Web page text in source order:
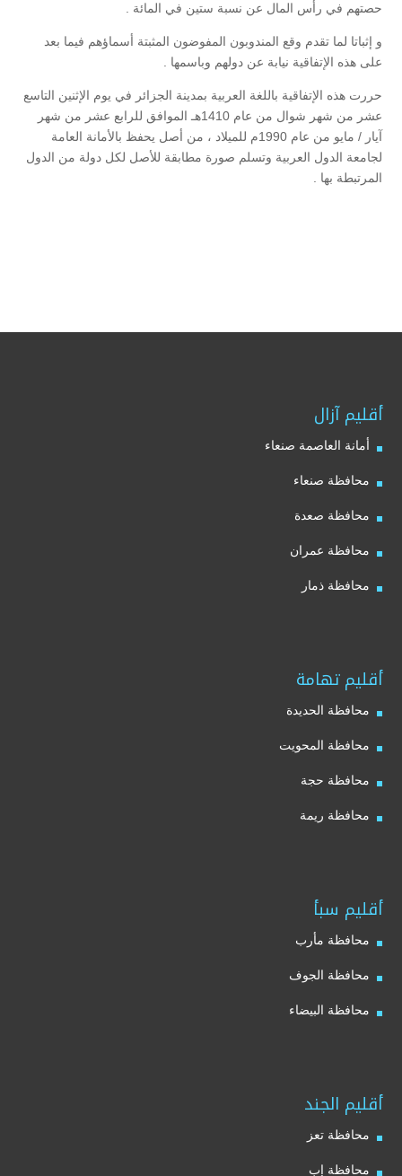
حصتهم في رأس المال عن نسبة ستين في المائة .
و إثباتا لما تقدم وقع المندوبون المفوضون المثبتة أسماؤهم فيما بعد
على هذه الإتفاقية نيابة عن دولهم وباسمها .
حررت هذه الإتفاقية باللغة العربية بمدينة الجزائر في يوم الإثنين التاسع
عشر من شهر شوال من عام 1410هـ الموافق للرابع عشر من شهر
آيار / مايو من عام 1990م للميلاد ، من أصل يحفظ بالأمانة العامة
لجامعة الدول العربية وتسلم صورة مطابقة للأصل لكل دولة من الدول
المرتبطة بها .
أقليم آزال
أمانة العاصمة صنعاء
محافظة صنعاء
محافظة صعدة
محافظة عمران
محافظة ذمار
أقليم تهامة
محافظة الحديدة
محافظة المحويت
محافظة حجة
محافظة ريمة
أقليم سبأ
محافظة مأرب
محافظة الجوف
محافظة البيضاء
أقليم الجند
محافظة تعز
محافظة إب